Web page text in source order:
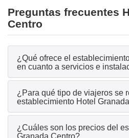
Preguntas frecuentes
Centro
¿Qué ofrece el
en cuanto a servicios e
¿Para qué tipo de viajeros se
establecimiento Hotel
¿Cuáles son los precios del